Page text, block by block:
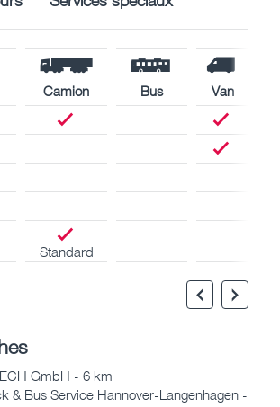
Camion Bus
Van
Standard
GmbH - 6 km
& Bus Service Hannover-Langenhagen -